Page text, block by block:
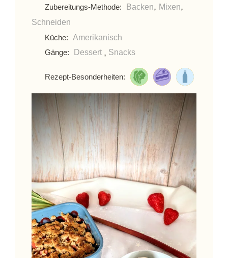
Zubereitungs-Methode: Backen, Mixen,
Schneiden
Küche: Amerikanisch
Gänge: Dessert , Snacks
Rezept-Besonderheiten: